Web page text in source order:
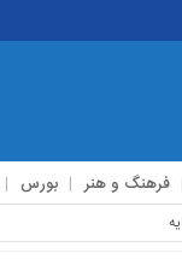
فرهنگ و هنر بورس